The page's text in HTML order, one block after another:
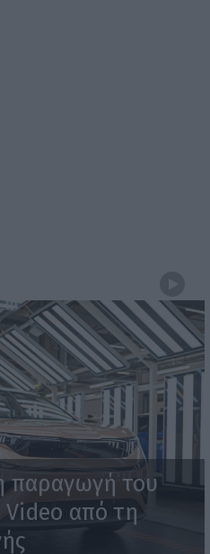
παραγωγή του
Video από τη